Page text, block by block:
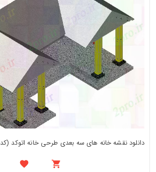
دانلود نقشه خانه های سه بعدی طرحی خانه اتوکد (کد81162)